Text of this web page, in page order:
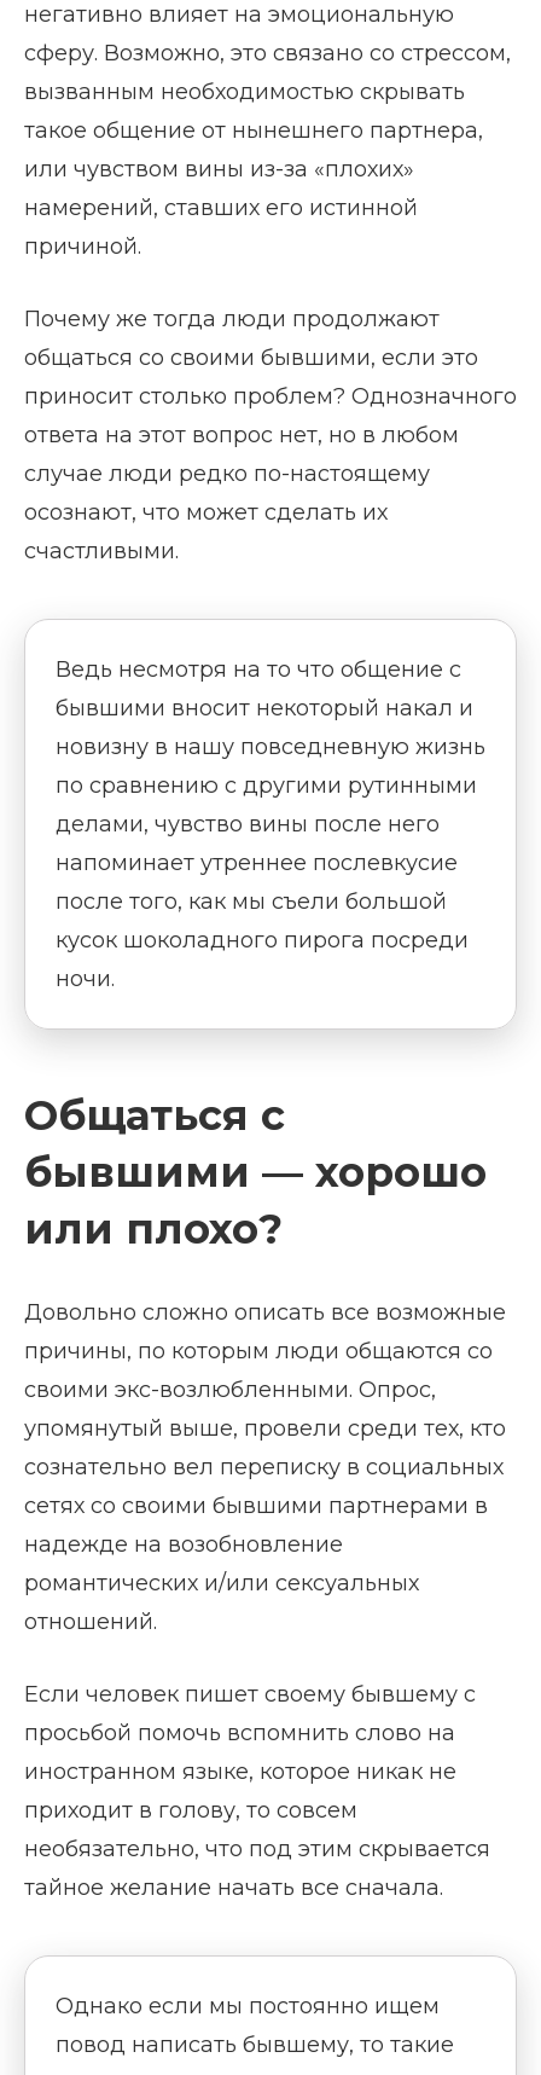
негативно влияет на эмоциональную
сферу. Возможно, это связано со стрессом,
вызванным необходимостью скрывать
такое общение от нынешнего партнера,
или чувством вины из-за «плохих»
намерений, ставших его истинной
причиной.
Почему же тогда люди продолжают
общаться со своими бывшими, если это
приносит столько проблем? Однозначного
ответа на этот вопрос нет, но в любом
случае люди редко по-настоящему
осознают, что может сделать их
счастливыми.
Ведь несмотря на то что общение с
бывшими вносит некоторый накал и
новизну в нашу повседневную жизнь
по сравнению с другими рутинными
делами, чувство вины после него
напоминает утреннее послевкусие
после того, как мы съели большой
кусок шоколадного пирога посреди
ночи.
Общаться с
бывшими — хорошо
или плохо?
Довольно сложно описать все возможные
причины, по которым люди общаются со
своими экс-возлюбленными. Опрос,
упомянутый выше, провели среди тех, кто
сознательно вел переписку в социальных
сетях со своими бывшими партнерами в
надежде на возобновление
романтических и/или сексуальных
отношений.
Если человек пишет своему бывшему с
просьбой помочь вспомнить слово на
иностранном языке, которое никак не
приходит в голову, то совсем
необязательно, что под этим скрывается
тайное желание начать все сначала.
Однако если мы постоянно ищем
повод написать бывшему, то такие